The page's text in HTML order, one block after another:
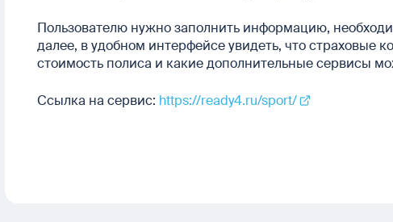
Пользователю нужно заполнить информацию,
далее, в удобном интерфейсе увидеть, что страховые
стоимость полиса и какие дополнительные сервисы
Ссылка на сервис: https://ready4.ru/sport/